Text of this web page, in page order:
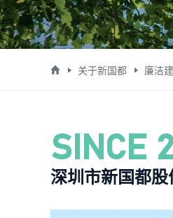
关于新国都 廉洁
SINCE
深圳市新国都